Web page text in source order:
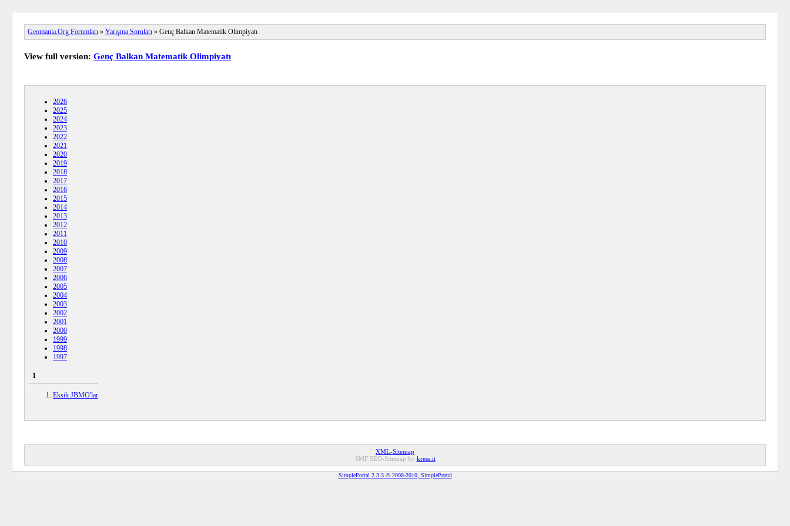
Geomania.Org Forumları » Yarışma Soruları » Genç Balkan Matematik Olimpiyatı
View full version: Genç Balkan Matematik Olimpiyatı
2026
2025
2024
2023
2022
2021
2020
2019
2018
2017
2016
2015
2014
2013
2012
2011
2010
2009
2008
2007
2006
2005
2004
2003
2002
2001
2000
1999
1998
1997
1
Eksik JBMO'lar
XML-Sitemap
SMF SEO-Sitemap by kress.it
SimplePortal 2.3.3 © 2008-2010, SimplePortal